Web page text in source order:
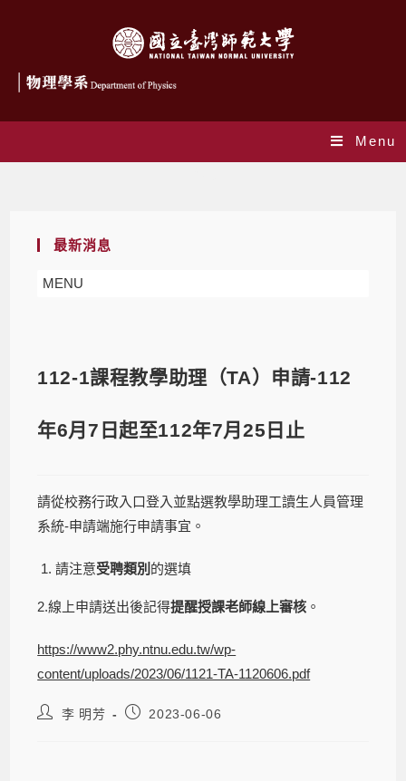
Menu
最新消息
MENU
112-1課程教學助理（TA）申請-112
年6月7日起至112年7月25日止
請從校務行政入口登入並點選教學助理工讀生人員管理
系統-申請端施行申請事宜。
請注意受聘類別 的選填
2.線上申請送出後記得提醒授課老師線上審核 。
https://www2.phy.ntnu.edu.tw/wp-
content/uploads/2023/06/1121-TA-1120606.pdf
李 明芳 2023-06-06